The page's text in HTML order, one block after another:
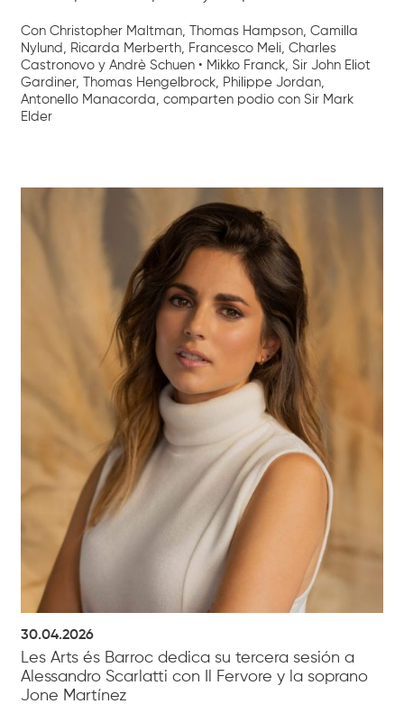
Con Christopher Maltman, Thomas Hampson, Camilla
Nylund, Ricarda Merberth, Francesco Meli, Charles
Castronovo y Andrè Schuen • Mikko Franck, Sir John Eliot
Gardiner, Thomas Hengelbrock, Philippe Jordan,
Antonello Manacorda, comparten podio con Sir Mark
Elder
30.04.2026
Les Arts és Barroc dedica su tercera sesión a
Alessandro Scarlatti con Il Fervore y la soprano
Jone Martínez